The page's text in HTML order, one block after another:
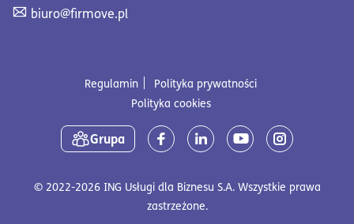
Skontaktuj się z nami. Wyślij mail na adres
biuro@firmove.pl
© 2022-2026 ING Usługi dla Biznesu S.A. Wszystkie prawa
zastrzeżone.
Regulamin
Polityka prywatności
Polityka cookies
Media społecznościowe
Grupa